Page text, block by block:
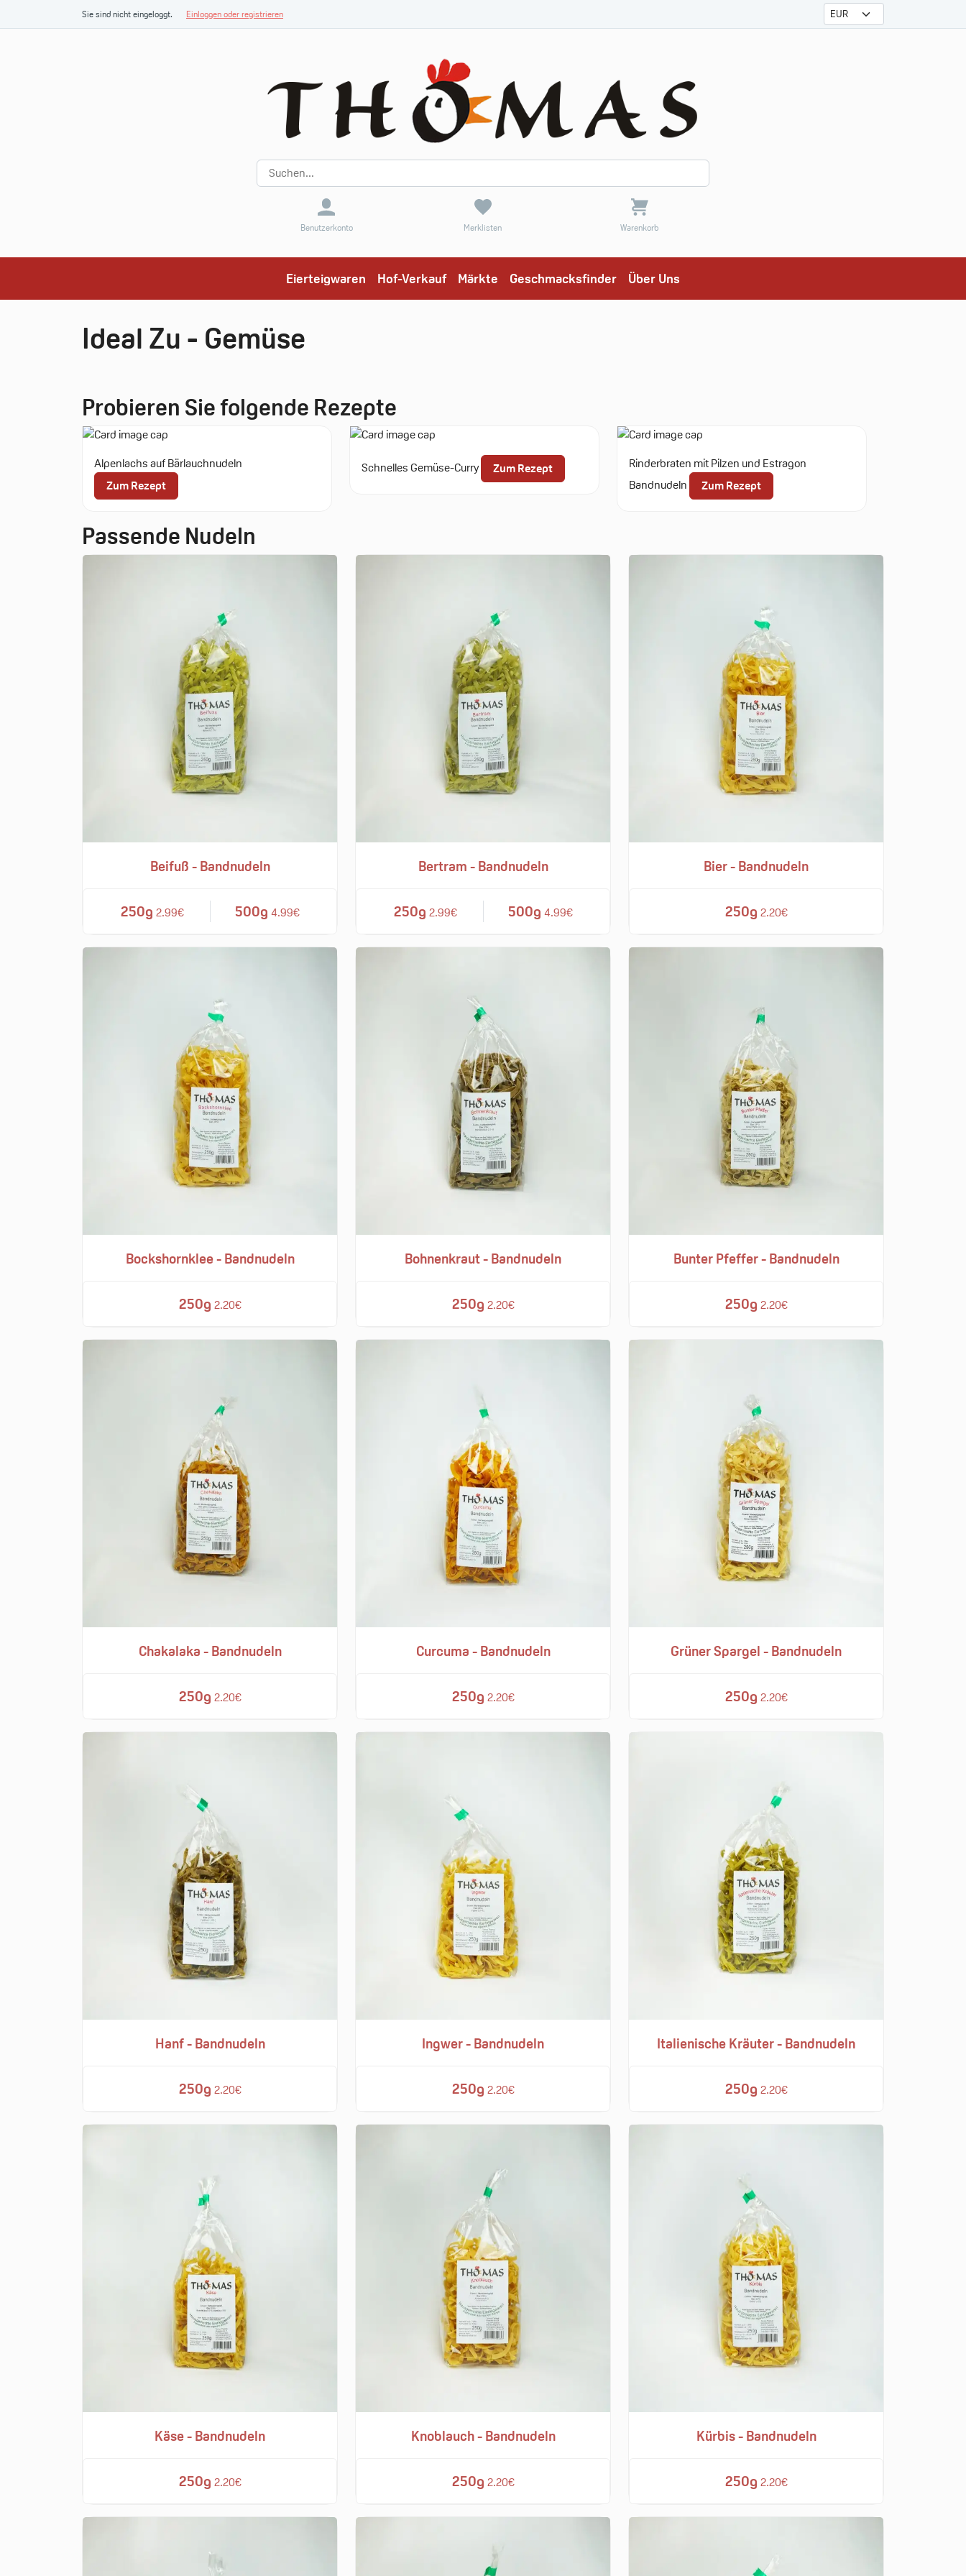
Sie sind nicht eingeloggt. Einloggen oder registrieren
Benutzerkonto Merklisten Warenkorb
Eierteigwaren Hof-Verkauf Märkte Geschmacksfinder Über Uns
Ideal Zu - Gemüse
Probieren Sie folgende Rezepte
Alpenlachs auf Bärlauchnudeln
Zum Rezept
Schnelles Gemüse-Curry Zum Rezept
Rinderbraten mit Pilzen und Estragon
Bandnudeln
Zum Rezept
Passende Nudeln
Beifuß - Bandnudeln
250g 2.99€ 500g 4.99€
Bertram - Bandnudeln
250g 2.99€ 500g 4.99€
Bier - Bandnudeln
250g 2.20€
Bockshornklee - Bandnudeln
250g 2.20€
Bohnenkraut - Bandnudeln
250g 2.20€
Bunter Pfeffer - Bandnudeln
250g 2.20€
Chakalaka - Bandnudeln
250g 2.20€
Curcuma - Bandnudeln
250g 2.20€
Grüner Spargel - Bandnudeln
250g 2.20€
Hanf - Bandnudeln
250g 2.20€
Ingwer - Bandnudeln
250g 2.20€
Italienische Kräuter - Bandnudeln
250g 2.20€
Käse - Bandnudeln
250g 2.20€
Knoblauch - Bandnudeln
250g 2.20€
Kürbis - Bandnudeln
250g 2.20€